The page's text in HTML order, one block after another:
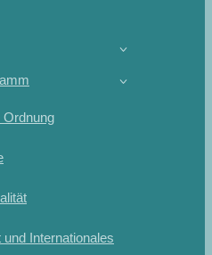
Ordnung
und Internationales